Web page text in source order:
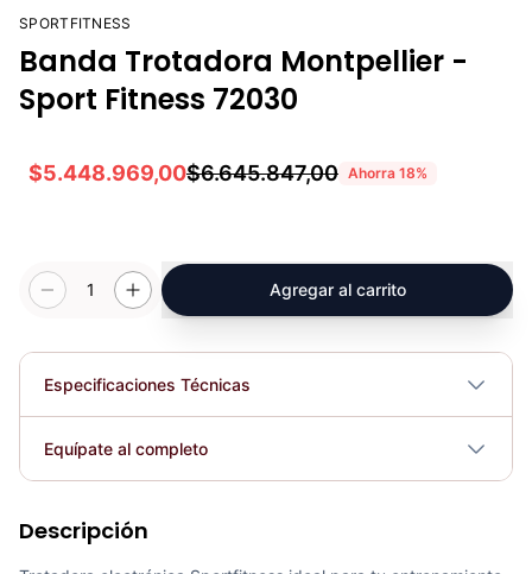
SPORTFITNESS
Banda Trotadora Montpellier -
Sport Fitness 72030
$5.448.969,00$6.645.847,00 Ahorra 18%
1 Agregar al carrito
Especificaciones Técnicas
Plegable No
Equípate al completo
Descripción